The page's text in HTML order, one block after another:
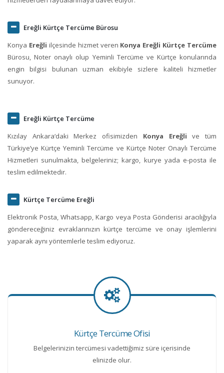
Ereğli Kürtçe Tercüme Bürosu
Konya Ereğli ilçesinde hizmet veren Konya Ereğli Kürtçe Tercüme
Bürosu, Noter onaylı olup Yeminli Tercüme ve Kürtçe konularında
engin bilgisi bulunan uzman ekibiyle sizlere kaliteli hizmetler
sunuyor.
Ereğli Kürtçe Tercüme
Kızılay Ankara‘daki Merkez ofisimizden Konya Ereğli ve tüm
Türkiye’ye Kürtçe Yeminli Tercüme ve Kürtçe Noter Onaylı Tercüme
Hizmetleri sunulmakta, belgeleriniz; kargo, kurye yada e-posta ile
teslim edilmektedir.
Kürtçe Tercüme Ereğli
Elektronik Posta, Whatsapp, Kargo veya Posta Gönderisi aracılığıyla
göndereceğiniz evraklarınızın kürtçe tercüme ve onay işlemlerini
yaparak aynı yöntemlerle teslim ediyoruz.
Kürtçe Tercüme Ofisi
Belgelerinizin tercümesi vadettiğimiz süre içerisinde
elinizde olur.